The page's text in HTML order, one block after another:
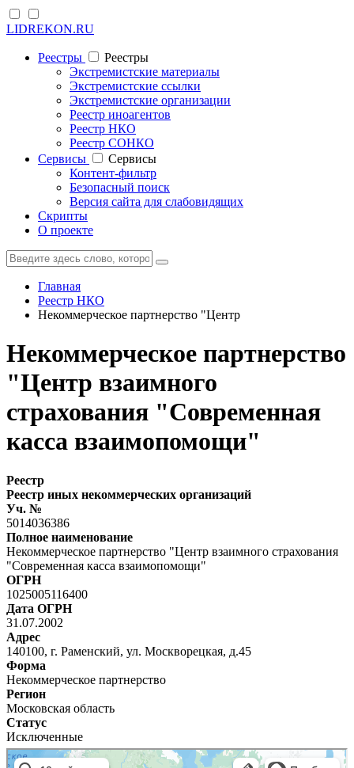
LIDREKON.RU
Реестры
Реестры
Экстремистские материалы
Экстремистские ссылки
Экстремистские организации
Реестр иноагентов
Реестр НКО
Реестр СОНКО
Cервисы
Cервисы
Контент-фильтр
Безопасный поиск
Версия сайта для слабовидящих
Скрипты
О проекте
Главная
Реестр НКО
Некоммерческое партнерство "Центр
Некоммерческое партнерство
"Центр взаимного
страхования "Современная
касса взаимопомощи"
Реестр
Реестр иных некоммерческих организаций
Уч. №
5014036386
Полное наименование
Некоммерческое партнерство "Центр взаимного страхования
"Современная касса взаимопомощи"
ОГРН
1025005116400
Дата ОГРН
31.07.2002
Адрес
140100, г. Раменский, ул. Москворецкая, д.45
Форма
Некоммерческое партнерство
Регион
Московская область
Статус
Исключенные